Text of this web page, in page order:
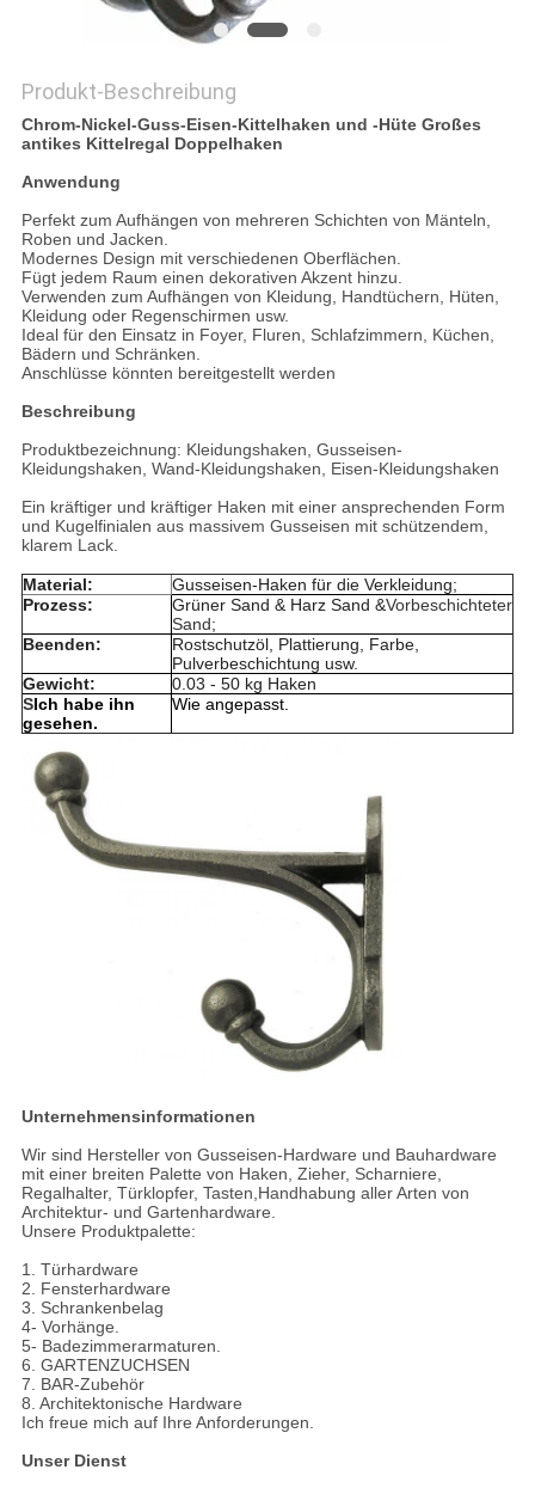
Produkt-Beschreibung
Chrom-Nickel-Guss-Eisen-Kittelhaken und -Hüte Großes
antikes Kittelregal Doppelhaken
Anwendung
Perfekt zum Aufhängen von mehreren Schichten von Mänteln,
Roben und Jacken.
Modernes Design mit verschiedenen Oberflächen.
Fügt jedem Raum einen dekorativen Akzent hinzu.
Verwenden zum Aufhängen von Kleidung, Handtüchern, Hüten,
Kleidung oder Regenschirmen usw.
Ideal für den Einsatz in Foyer, Fluren, Schlafzimmern, Küchen,
Bädern und Schränken.
Anschlüsse könnten bereitgestellt werden
Beschreibung
Produktbezeichnung: Kleidungshaken, Gusseisen-
Kleidungshaken, Wand-Kleidungshaken, Eisen-Kleidungshaken
Ein kräftiger und kräftiger Haken mit einer ansprechenden Form
und Kugelfinialen aus massivem Gusseisen mit schützendem,
klarem Lack.
Material:
Gusseisen-Haken für die Verkleidung;
Prozess:
Grüner Sand & Harz Sand &Vorbeschichteter
Sand;
Beenden:
Rostschutzöl, Plattierung, Farbe,
Pulverbeschichtung usw.
Gewicht:
0.03 - 50 kg Haken
SIch habe ihn
gesehen.
Wie angepasst.
Unternehmensinformationen
Wir sind Hersteller von Gusseisen-Hardware und Bauhardware
mit einer breiten Palette von Haken, Zieher, Scharniere,
Regalhalter, Türklopfer, Tasten,Handhabung aller Arten von
Architektur- und Gartenhardware.
Unsere Produktpalette:
1. Türhardware
2. Fensterhardware
3. Schrankenbelag
4- Vorhänge.
5- Badezimmerarmaturen.
6. GARTENZUCHSEN
7. BAR-Zubehör
8. Architektonische Hardware
Ich freue mich auf Ihre Anforderungen.
Unser Dienst